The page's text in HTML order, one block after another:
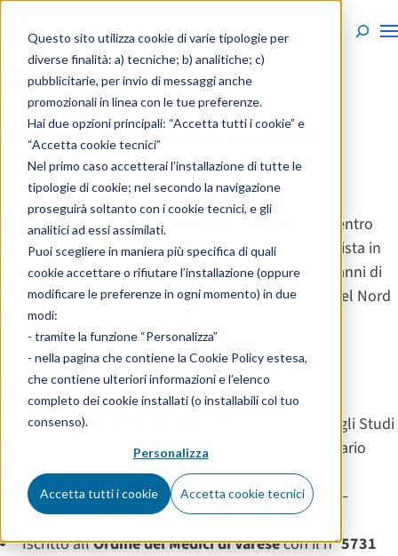
Questo sito utilizza cookie di varie tipologie per
diverse finalità: a) tecniche; b) analitiche; c)
pubblicitarie, per invio di messaggi anche
promozionali in linea con le tue preferenze.
Hai due opzioni principali: “Accetta tutti i cookie” e
“Accetta cookie tecnici”
Nel primo caso accetterai l’installazione di tutte le
tipologie di cookie; nel secondo la navigazione
proseguirà soltanto con i cookie tecnici, e gli
analitici ad essi assimilati.
Puoi scegliere in maniera più specifica di quali
cookie accettare o rifiutare l’installazione (oppure
modificare le preferenze in ogni momento) in due
modi:
- tramite la funzione “Personalizza”
- nella pagina che contiene la Cookie Policy estesa,
che contiene ulteriori informazioni e l’elenco
completo dei cookie installati (o installabili col tuo
consenso).
Personalizza
Accetta tutti i cookie Accetta cookie tecnici
Persone - Specialisti
Andrea Massimo Marco Solmi
Direttore sanitario del Santagostino Busto Arsizio
Dottor Andrea Solmiè
del centro
medicoSantagostino di Busto Arsizioed è specialista in
Anestesia e Rianimazione, con oltre trentacinque anni di
esperienza ospedaliera in strutture di riferimento del Nord
Italia.
Formazione
Laurea in Medicina e Chirurgia
— Università degli Studi
di Milano, 1985 (votazione 108/110, relatore Prof. Mario
Tiengo)
Specializzazione in Anestesia e Rianimazione
—
Università degli Studi di Milano, 1988
Iscritto all’Ordine dei Medici di Varesecon il n°5731